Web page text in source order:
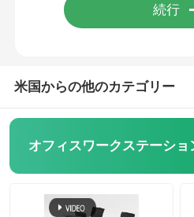
オフィス受付
防音のオフィスのポッド
米国からの他のカテゴリー
オフィスワークステーショ